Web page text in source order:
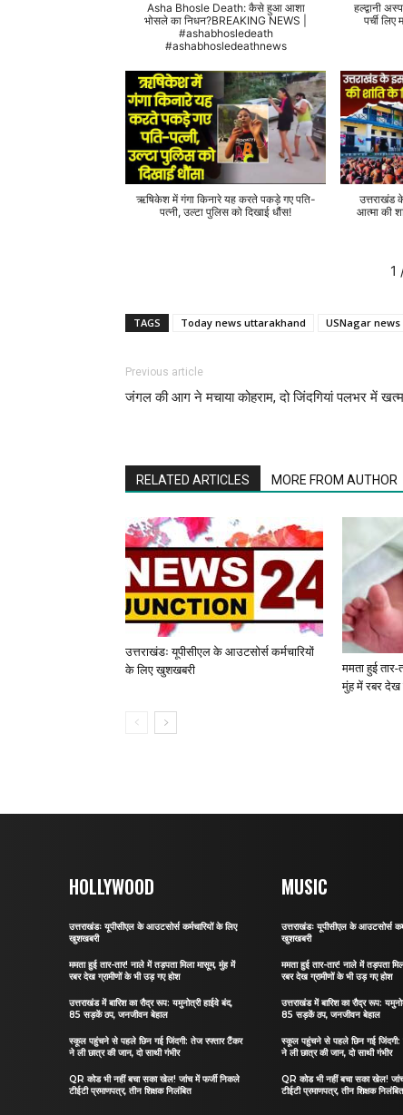
Asha Bhosle Death: कैसे हुआ आशा
भोसले का निधन?BREAKING NEWS |
#ashabhosledeath
#ashabhosledeathnews
हल्द्वानी
पर्ची
ऋषिकेश में गंगा किनारे यह करते पकड़े गए पति-
पत्नी, उल्टा पुलिस को दिखाई धौंस!
उत्तराखंड
आत्मा की
1
TAGS Today news uttarakhand USNagar news
Previous article
जंगल की आग ने मचाया कोहराम, दो जिंदगियां पलभर में खत्म
RELATED ARTICLES MORE FROM AUTHOR
उत्तराखंडः यूपीसीएल के आउटसोर्स कर्मचारियों
के लिए खुशखबरी
ममता हुई तार-
मुंह में रबर देख
HOLLYWOOD
उत्तराखंडः यूपीसीएल के आउटसोर्स कर्मचारियों के लिए
खुशखबरी
ममता हुई तार-तार! नाले में तड़पता मिला मासूम, मुंह में
रबर देख ग्रामीणों के भी उड़ गए होश
उत्तराखंड में बारिश का रौद्र रूप: यमुनोत्री हाईवे बंद,
85 सड़कें ठप, जनजीवन बेहाल
स्कूल पहुंचने से पहले छिन गई जिंदगी: तेज रफ्तार टैंकर
ने ली छात्र की जान, दो साथी गंभीर
QR कोड भी नहीं बचा सका खेल! जांच में फर्जी निकले
टीईटी प्रमाणपत्र, तीन शिक्षक निलंबित
MUSIC
उत्तराखंडः यूपीसीएल के आउटसोर्स
खुशखबरी
ममता हुई तार-तार! नाले में तड़पता
रबर देख ग्रामीणों के भी उड़ गए होश
उत्तराखंड में बारिश का रौद्र रूप:
85 सड़कें ठप, जनजीवन बेहाल
स्कूल पहुंचने से पहले छिन गई जिंदगी:
ने ली छात्र की जान, दो साथी गंभीर
QR कोड भी नहीं बचा सका खेल!
टीईटी प्रमाणपत्र, तीन शिक्षक निलंबित